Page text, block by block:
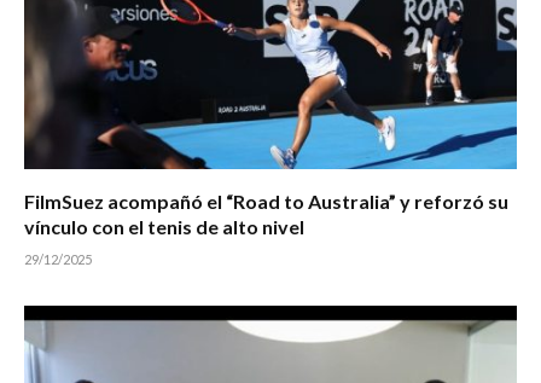
FilmSuez acompañó el “Road to Australia” y reforzó su
vínculo con el tenis de alto nivel
29/12/2025